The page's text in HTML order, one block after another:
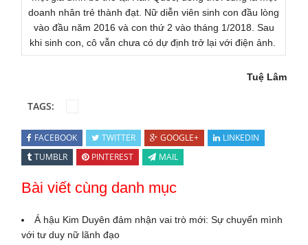
doanh nhân trẻ thành đạt. Nữ diễn viên sinh con đầu lòng
vào đầu năm 2016 và con thứ 2 vào tháng 1/2018. Sau
khi sinh con, cô vẫn chưa có dự định trở lại với điện ảnh.
Tuệ Lâm
TAGS:
FACEBOOK TWITTER GOOGLE+
LINKEDIN
TUMBLR
PINTEREST MAIL
Bài viết cùng danh mục
Á hậu Kim Duyên đảm nhận vai trò mới: Sự chuyển mình
với tư duy nữ lãnh đạo